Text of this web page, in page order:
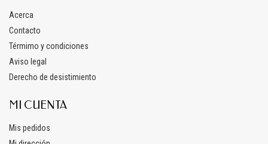
Acerca
Contacto
Térmimo y condiciones
Aviso legal
Derecho de desistimiento
MI CUENTA
Mis pedidos